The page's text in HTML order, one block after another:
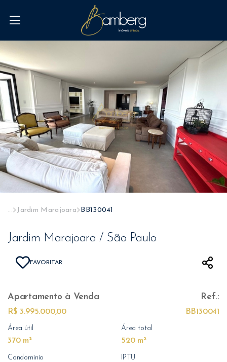
... Jardim Marajoara BB130041
Jardim Marajoara / São Paulo
FAVORITAR
Apartamento à Venda
R$ 3.995.000,00
Ref.:
BB130041
Área útil
370 m²
Área total
520 m²
Condomínio IPTU